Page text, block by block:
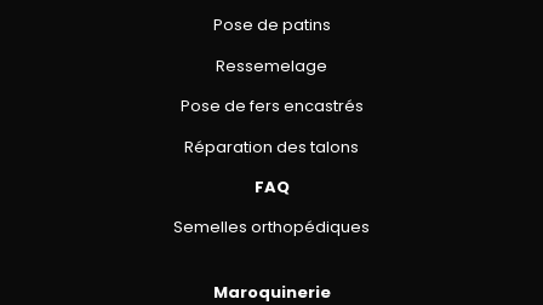
Pose de patins
Ressemelage
Pose de fers encastrés
Réparation des talons
FAQ
Semelles orthopédiques
Maroquinerie